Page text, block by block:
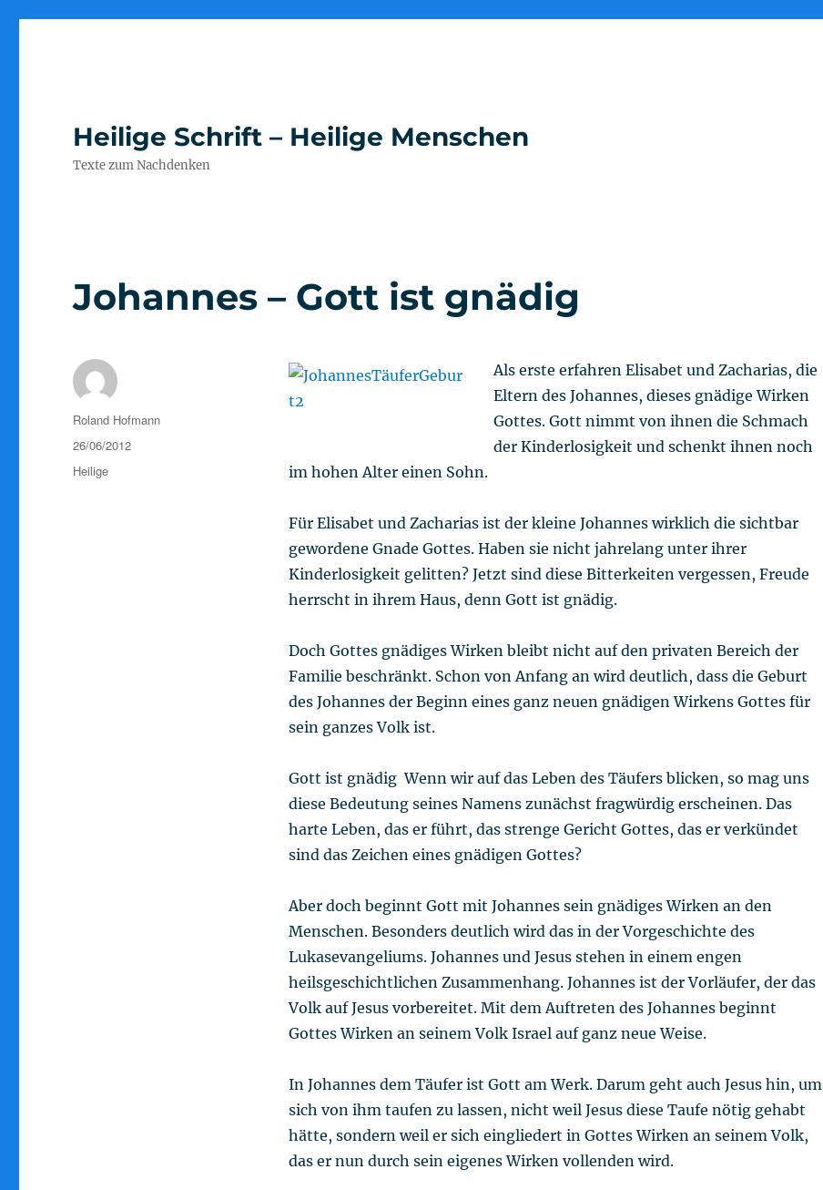
Heilige Schrift – Heilige Menschen
Texte zum Nachdenken
Johannes – Gott ist gnädig
Als erste erfahren Elisabet und Zacharias, die
Eltern des Johannes, dieses gnädige Wirken
Gottes. Gott nimmt von ihnen die Schmach
der Kinderlosigkeit und schenkt ihnen noch
im hohen Alter einen Sohn.
Für Elisabet und Zacharias ist der kleine Johannes wirklich die sichtbar
gewordene Gnade Gottes. Haben sie nicht jahrelang unter ihrer
Kinderlosigkeit gelitten? Jetzt sind diese Bitterkeiten vergessen, Freude
herrscht in ihrem Haus, denn Gott ist gnädig.
Doch Gottes gnädiges Wirken bleibt nicht auf den privaten Bereich der
Familie beschränkt. Schon von Anfang an wird deutlich, dass die Geburt
des Johannes der Beginn eines ganz neuen gnädigen Wirkens Gottes für
sein ganzes Volk ist.
Gott ist gnädig  Wenn wir auf das Leben des Täufers blicken, so mag uns
diese Bedeutung seines Namens zunächst fragwürdig erscheinen. Das
harte Leben, das er führt, das strenge Gericht Gottes, das er verkündet 
sind das Zeichen eines gnädigen Gottes?
Aber doch beginnt Gott mit Johannes sein gnädiges Wirken an den
Menschen. Besonders deutlich wird das in der Vorgeschichte des
Lukasevangeliums. Johannes und Jesus stehen in einem engen
heilsgeschichtlichen Zusammenhang. Johannes ist der Vorläufer, der das
Volk auf Jesus vorbereitet. Mit dem Auftreten des Johannes beginnt
Gottes Wirken an seinem Volk Israel auf ganz neue Weise.
In Johannes dem Täufer ist Gott am Werk. Darum geht auch Jesus hin, um
sich von ihm taufen zu lassen, nicht weil Jesus diese Taufe nötig gehabt
hätte, sondern weil er sich eingliedert in Gottes Wirken an seinem Volk,
das er nun durch sein eigenes Wirken vollenden wird.
Autor
Roland Hofmann
Veröffentlicht
am
26/06/2012
Kategorien
Heilige